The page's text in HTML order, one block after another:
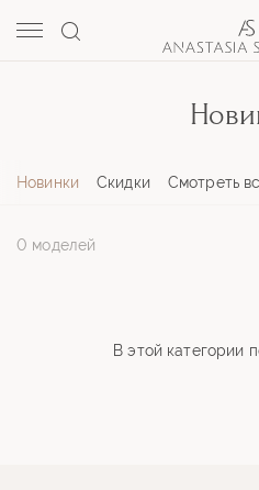
0 моделей
Новинки Скидки Смотреть
В этой категории